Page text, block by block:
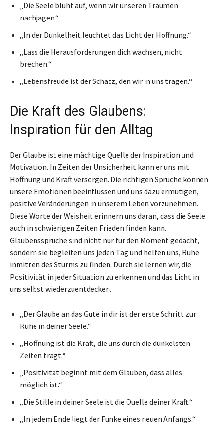
„Die Seele blüht auf, wenn wir unseren Träumen
nachjagen.“
„In der Dunkelheit leuchtet das Licht der Hoffnung.“
„Lass die Herausforderungen dich wachsen, nicht
brechen.“
„Lebensfreude ist der Schatz, den wir in uns tragen.“
Die Kraft des Glaubens:
Inspiration für den Alltag
Der Glaube ist eine mächtige Quelle der Inspiration und
Motivation. In Zeiten der Unsicherheit kann er uns mit
Hoffnung und Kraft versorgen. Die richtigen Sprüche können
unsere Emotionen beeinflussen und uns dazu ermutigen,
positive Veränderungen in unserem Leben vorzunehmen.
Diese Worte der Weisheit erinnern uns daran, dass die Seele
auch in schwierigen Zeiten Frieden finden kann.
Glaubenssprüche sind nicht nur für den Moment gedacht,
sondern sie begleiten uns jeden Tag und helfen uns, Ruhe
inmitten des Sturms zu finden. Durch sie lernen wir, die
Positivität in jeder Situation zu erkennen und das Licht in
uns selbst wiederzuentdecken.
„Der Glaube an das Gute in dir ist der erste Schritt zur
Ruhe in deiner Seele.“
„Hoffnung ist die Kraft, die uns durch die dunkelsten
Zeiten trägt.“
„Positivität beginnt mit dem Glauben, dass alles
möglich ist.“
„Die Stille in deiner Seele ist die Quelle deiner Kraft.“
„In jedem Ende liegt der Funke eines neuen Anfangs.“